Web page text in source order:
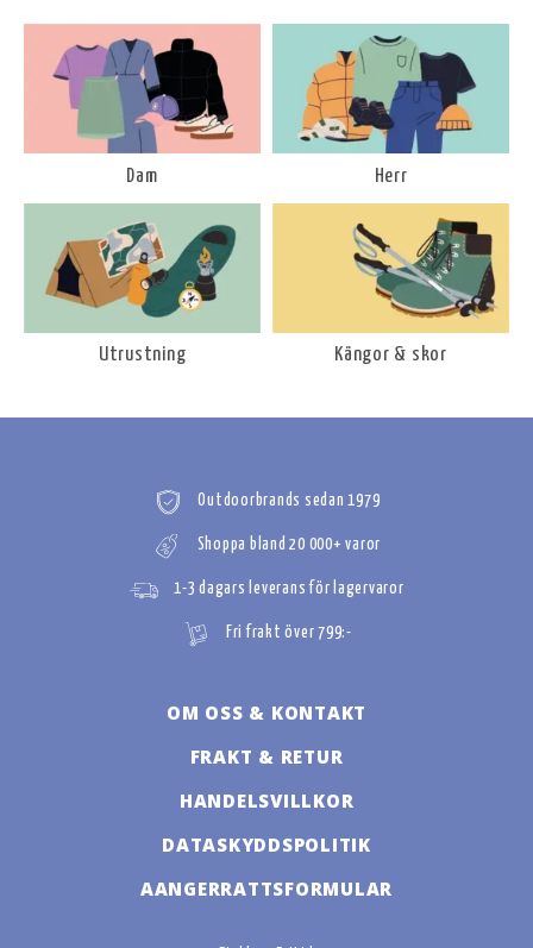
Dam Herr
Utrustning Kängor & skor
Outdoorbrands sedan 1979
Shoppa bland 20 000+ varor
1-3 dagars leverans för lagervaror
Fri frakt över 799:-
OM OSS & KONTAKT
FRAKT & RETUR
HANDELSVILLKOR
DATASKYDDSPOLITIK
AANGERRATTSFORMULAR